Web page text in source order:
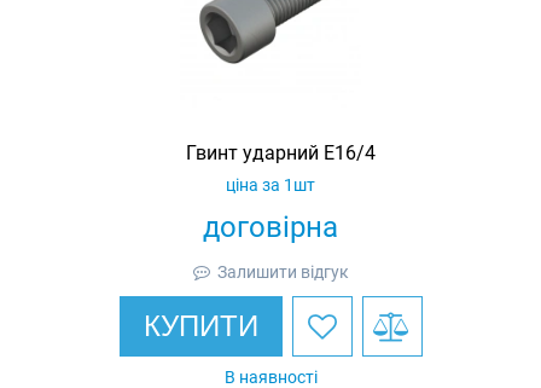
Гвинт ударний E16/4
договірна
ціна за 1шт
Залишити відгук
КУПИТИ
В наявності